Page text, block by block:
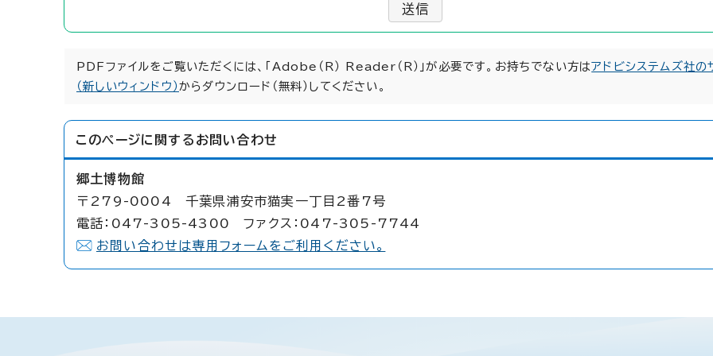
送信
PDFファイルをご覧いただくには、「Adobe（R） Reader（R）」が必要です。お持ちでない方はアドビシステムズ社の
（新しいウィンドウ）からダウンロード（無料）してください。
このページに関する お問い合わせ
郷土博物館
〒279-0004 千葉県浦安市猫実一丁目2番7号
電話：047-305-4300 ファクス：047-305-7744
お問い合わせは専用フォームをご利用ください。